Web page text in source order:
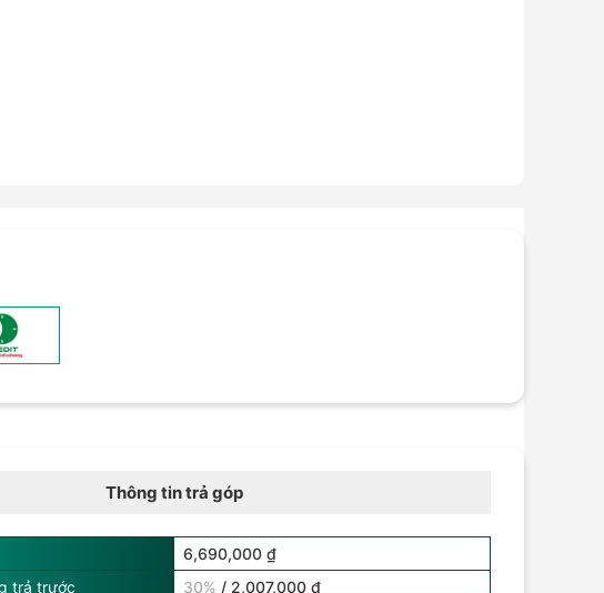
Thông tin trả góp
6,690,000 ₫
trả trước
30% / 2,007,000 ₫